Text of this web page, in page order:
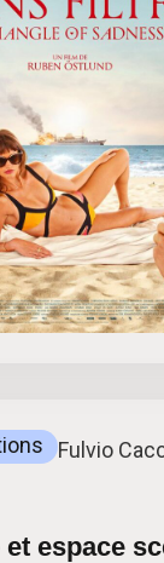
Fulvio
espace